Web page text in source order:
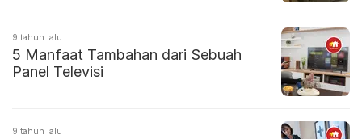
9 tahun lalu
5 Manfaat Tambahan dari Sebuah
Panel Televisi
9 tahun lalu